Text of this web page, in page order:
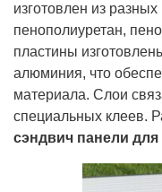
изготовлен из
пенополиуретан,
пластины
алюминия, что
материала. Слои
специальных клеев.
сэндвич панели для